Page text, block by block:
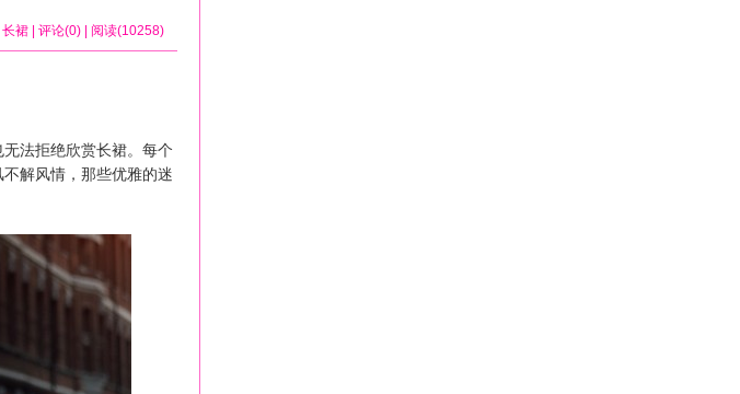
长裙 | 评论(0) | 阅读(10258)
法拒绝欣赏长裙。每个
解风情，那些优雅的迷